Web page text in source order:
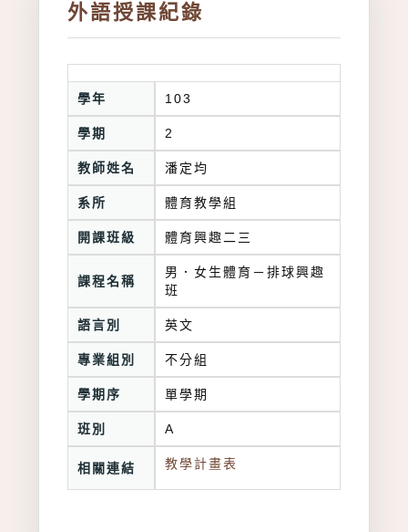
外語授課紀錄
學年 103
學期 2
教師姓名 潘定均
系所 體育教學組
開課班級 體育興趣二三
課程名稱
男．女生體育－排球興趣
班
語言別 英文
專業組別 不分組
學期序 單學期
班別 A
相關連結 教學計畫表